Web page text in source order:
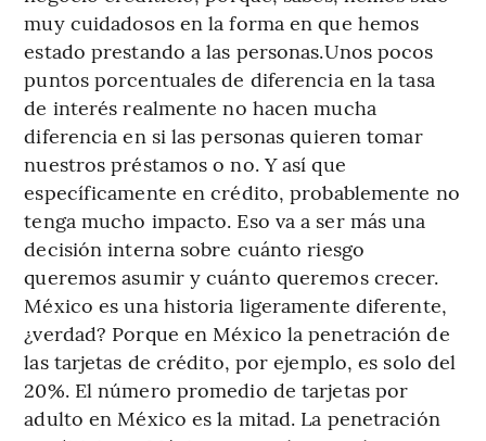
muy cuidadosos en la forma en que hemos
estado prestando a las personas.Unos pocos
puntos porcentuales de diferencia en la tasa
de interés realmente no hacen mucha
diferencia en si las personas quieren tomar
nuestros préstamos o no. Y así que
específicamente en crédito, probablemente no
tenga mucho impacto. Eso va a ser más una
decisión interna sobre cuánto riesgo
queremos asumir y cuánto queremos crecer.
México es una historia ligeramente diferente,
¿verdad? Porque en México la penetración de
las tarjetas de crédito, por ejemplo, es solo del
20%. El número promedio de tarjetas por
adulto en México es la mitad. La penetración